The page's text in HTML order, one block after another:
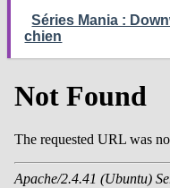
Séries Mania :
chien